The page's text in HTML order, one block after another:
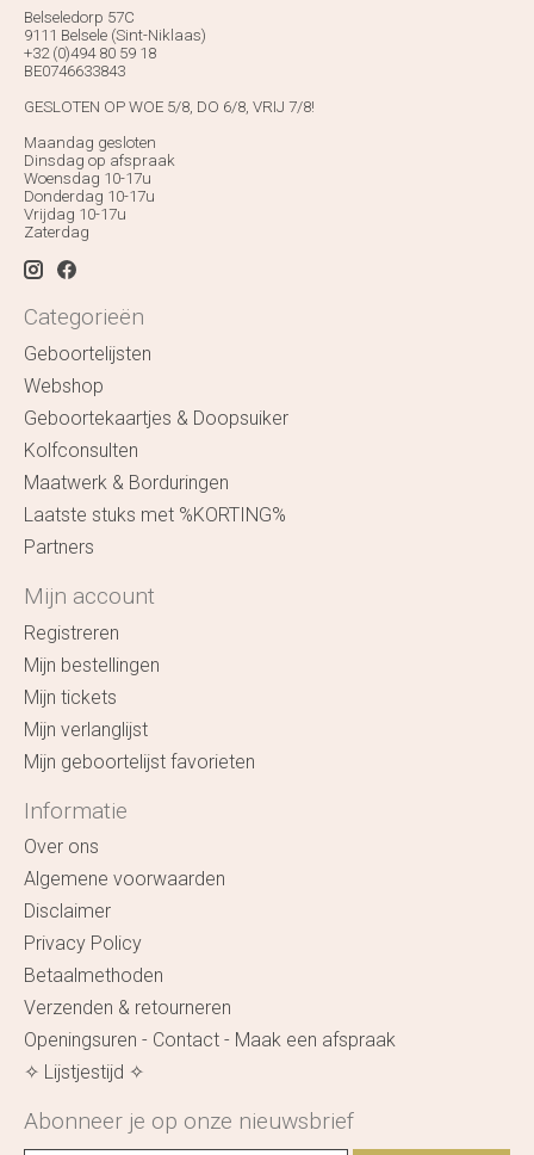
Belseledorp 57C
9111 Belsele (Sint-Niklaas)
+32 (0)494 80 59 18
BE0746633843
GESLOTEN OP WOE 5/8, DO 6/8, VRIJ 7/8!
Maandag gesloten
Dinsdag op afspraak
Woensdag 10-17u
Donderdag 10-17u
Vrijdag 10-17u
Zaterdag
Categorieën
Geboortelijsten
Webshop
Geboortekaartjes & Doopsuiker
Kolfconsulten
Maatwerk & Borduringen
Laatste stuks met %KORTING%
Partners
Mijn account
Registreren
Mijn bestellingen
Mijn tickets
Mijn verlanglijst
Mijn geboortelijst favorieten
Informatie
Over ons
Algemene voorwaarden
Disclaimer
Privacy Policy
Betaalmethoden
Verzenden & retourneren
Openingsuren - Contact - Maak een afspraak
✧ Lijstjestijd ✧
Abonneer je op onze nieuwsbrief